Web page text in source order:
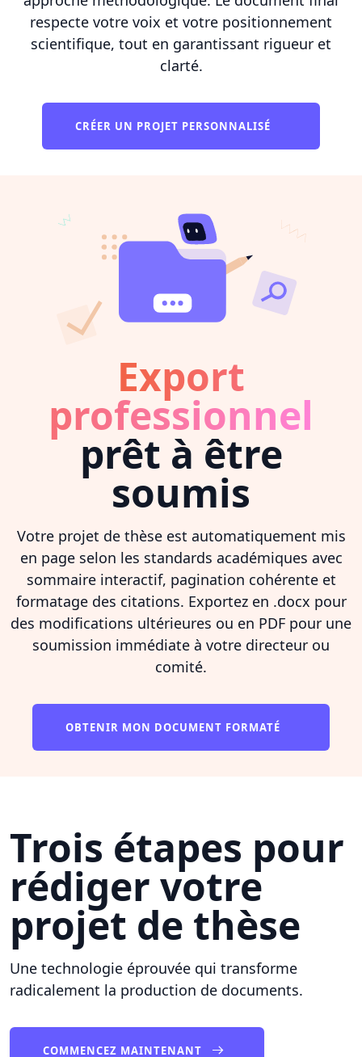
respecte votre voix et votre positionnement
scientifique, tout en garantissant rigueur et
clarté.
CRÉER UN PROJET PERSONNALISÉ
Export
professionnel
prêt à être
soumis
Votre projet de thèse est automatiquement mis
en page selon les standards académiques avec
sommaire interactif, pagination cohérente et
formatage des citations. Exportez en .docx pour
des modifications ultérieures ou en PDF pour une
soumission immédiate à votre directeur ou
comité.
OBTENIR MON DOCUMENT FORMATÉ
Trois étapes pour
rédiger votre
projet de thèse
Une technologie éprouvée qui transforme
radicalement la production de documents.
COMMENCEZ MAINTENANT